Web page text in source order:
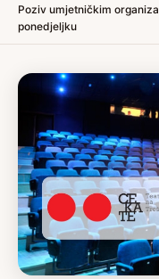
Poziv umjetničkim
ponedjeljku